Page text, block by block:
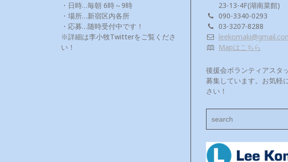
・日時…毎朝 6時～9時
・場所…新宿区内各所
・応募…随時受付中です！
※詳細は李小牧Twitterをご覧くださ
い！
23-13-4F(湖南菜館)
090-3340-0293
03-3207-8288
Mapはこちら
後援会ボランティアスタ
募集しています。お気軽
さい！